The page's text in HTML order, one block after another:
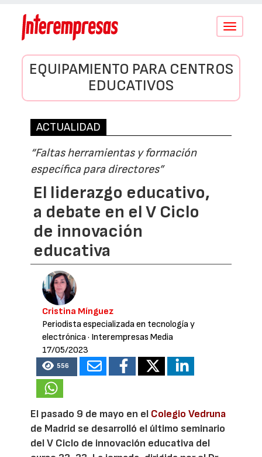
Conmutar
EQUIPAMIENTO PARA CENTROS
EDUCATIVOS
ACTUALIDAD
“Faltas herramientas y formación
específica para directores”
El liderazgo educativo,
a debate en el V Ciclo
de innovación
educativa
Cristina Mínguez
Periodista especializada en tecnología y
electrónica· Interempresas Media
17/05/2023
556
El pasado 9 de mayo en el Colegio Vedruna
de Madrid se desarrolló el último seminario
del V Ciclo de innovación educativa del